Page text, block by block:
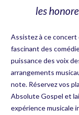
les
Assistez à ce concert
fascinant des
puissance des voix
arrangements
note. Réservez vos
Absolute Gospel et
expérience musicale